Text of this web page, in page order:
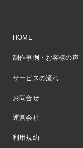
HOME
制作事例・お客様の声
サービスの流れ
お問合せ
運営会社
利用規約